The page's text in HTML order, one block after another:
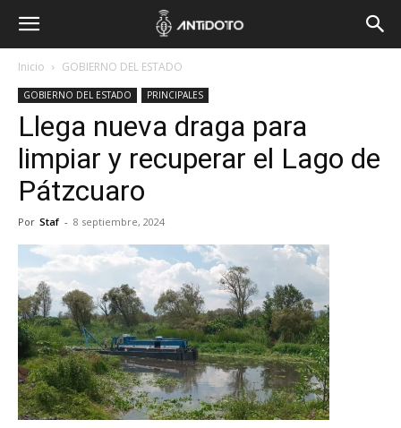
Inicio GOBIERNO DEL ESTADO
GOBIERNO DEL ESTADO PRINCIPALES
Llega nueva draga para
limpiar y recuperar el Lago de
Pátzcuaro
Por Staf - 8 septiembre, 2024